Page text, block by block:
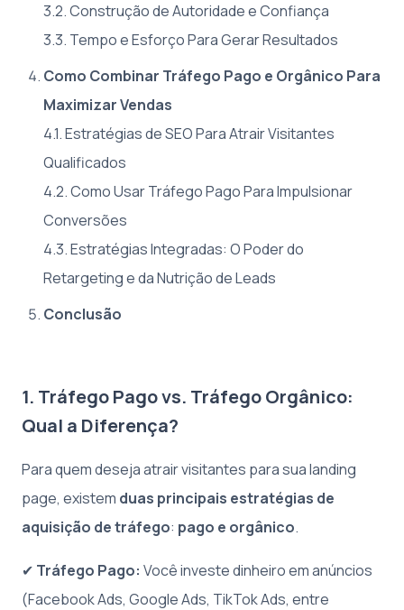
3.2. Construção de Autoridade e Confiança
3.3. Tempo e Esforço Para Gerar Resultados
Como Combinar Tráfego Pago e Orgânico Para
Maximizar Vendas
4.1. Estratégias de SEO Para Atrair Visitantes
Qualificados
4.2. Como Usar Tráfego Pago Para Impulsionar
Conversões
4.3. Estratégias Integradas: O Poder do
Retargeting e da Nutrição de Leads
Conclusão
1. Tráfego Pago vs. Tráfego Orgânico:
Qual a Diferença?
Para quem deseja atrair visitantes para sua landing
page, existem duas principais estratégias de
aquisição de tráfego: pago e orgânico.
✔ Tráfego Pago: Você investe dinheiro em anúncios
(Facebook Ads, Google Ads, TikTok Ads, entre